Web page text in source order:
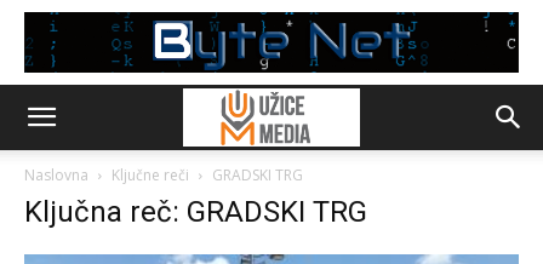
Naslovna Ključne reči GRADSKI TRG
Ključna reč: GRADSKI TRG